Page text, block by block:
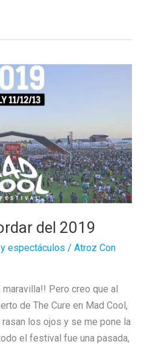
del 2019
espectáculos / Atroz Con
Pero creo que al
de The Cure en Mad Cool,
los ojos y se me pone la
el festival fue una pasada,